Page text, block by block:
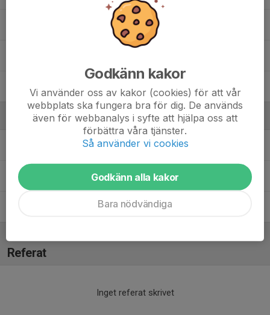
44. Abdikafi Jimale
Ledare
Andreas ÅhlanderHuvudledare
Mathias FredrikssonLedare
Resurs
Referat
Inget referat skrivet
Godkänn kakor
Vi använder oss av kakor (cookies) för att vår
webbplats ska fungera bra för dig. De används
även för webbanalys i syfte att hjälpa oss att
förbättra våra tjänster.
Så använder vi cookies
Godkänn alla kakor
Bara nödvändiga